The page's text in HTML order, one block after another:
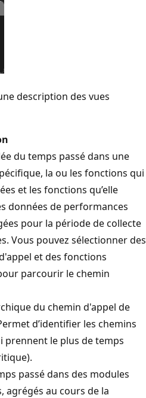
description des vues
du temps passé dans une
la ou les fonctions qui
et les fonctions qu’elle
données de performances
pour la période de collecte
Vous pouvez sélectionner des
et des fonctions
parcourir le chemin
du chemin d'appel de
d’identifier les chemins
prennent le plus de temps
passé dans des modules
agrégés au cours de la